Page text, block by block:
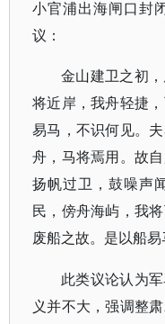
小官浦出海闸口封
议：
金山建卫之初
将近岸，我舟轻捷
易马，不识何见。
舟，马将焉用。故
扬帆过卫，鼓噪声
民，傍舟海屿，我
废船之故。是以船易
此类议论认为
义并不大，强调整